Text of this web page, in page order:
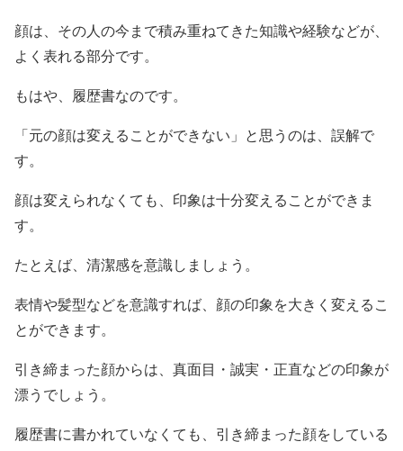
顔は、その人の今まで積み重ねてきた知識や経験などが、
よく表れる部分です。
もはや、履歴書なのです。
「元の顔は変えることができない」と思うのは、誤解で
す。
顔は変えられなくても、印象は十分変えることができま
す。
たとえば、清潔感を意識しましょう。
表情や髪型などを意識すれば、顔の印象を大きく変えるこ
とができます。
引き締まった顔からは、真面目・誠実・正直などの印象が
漂うでしょう。
履歴書に書かれていなくても、引き締まった顔をしている